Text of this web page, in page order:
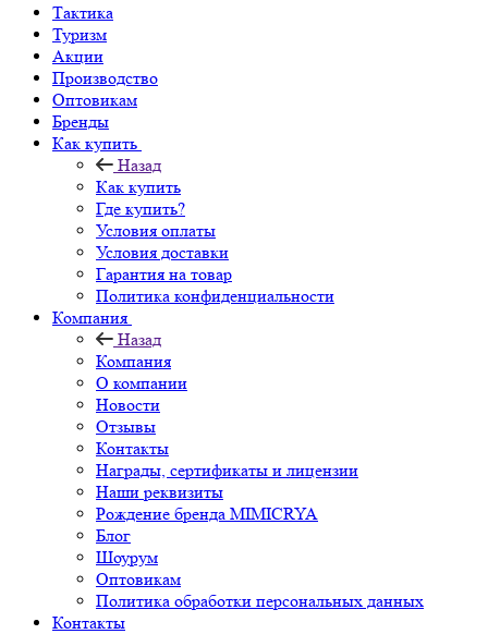
Тактика
Туризм
Акции
Производство
Оптовикам
Бренды
Как купить
Назад
Как купить
Где купить?
Условия оплаты
Условия доставки
Гарантия на товар
Политика конфиденциальности
Компания
Назад
Компания
О компании
Новости
Отзывы
Контакты
Награды, сертификаты и лицензии
Наши реквизиты
Рождение бренда MIMICRYA
Блог
Шоурум
Оптовикам
Политика обработки персональных данных
Контакты